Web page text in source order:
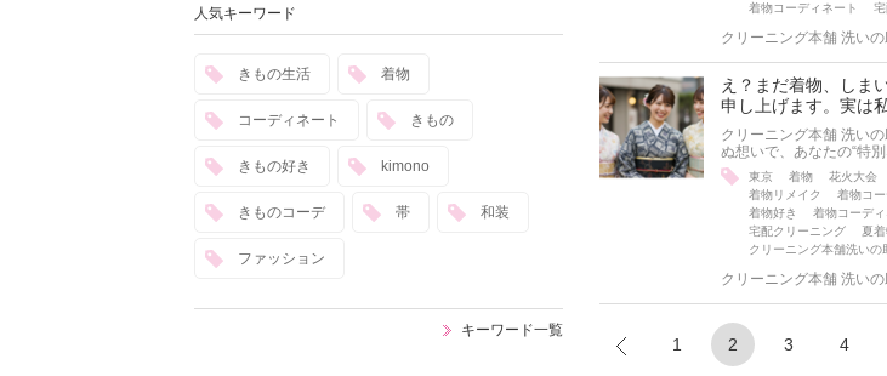
人気キーワード
きもの生活 着物
コーディネート きもの
きもの好き kimono
きものコーデ 帯 和装
ファッション
キーワード一覧
着物コーディネート
クリーニング本舗 洗いの
え？まだ着物、しま
申し上げます。実は
クリーニング本舗 洗い
ぬ想いで、あなたの“特
東京 着物 花火大会
着物リメイク
着物コ
着物好き
着物コーディ
宅配クリーニング
夏
クリーニング本舗洗いの
クリーニング本舗 洗いの
1 2 3 4